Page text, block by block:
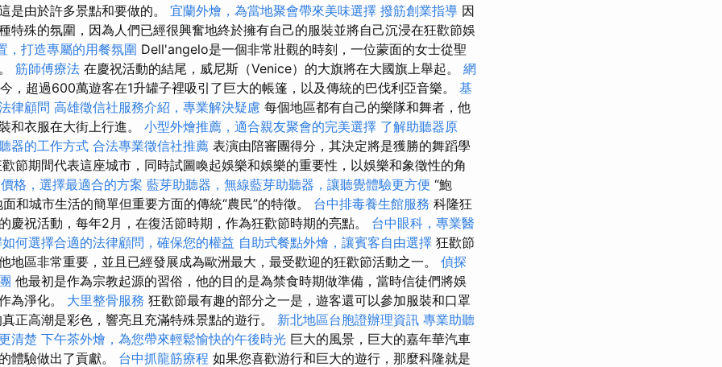
是由於許多景點和要做的。 宜蘭外燴，為當地聚會帶來美味選擇 撥筋創業指導 因
特殊的氛圍，因為人們已經很興奮地終於擁有自己的服裝並將自己沉浸在狂歡節娛
，打造專屬的用餐氛圍 Dell'angelo是一個非常壯觀的時刻，一位蒙面的女士從聖
筋師傅療法 在慶祝活動的結尾，威尼斯（Venice）的大旗將在大國旗上舉起。 網
，超過600萬遊客在1升罐子裡吸引了巨大的帳篷，以及傳統的巴伐利亞音樂。 基
律顧問 高雄徵信社服務介紹，專業解決疑慮 每個地區都有自己的樂隊和舞者，他
和衣服在大街上行進。 小型外燴推薦，適合親友聚會的完美選擇 了解助聽器原
器的工作方式 合法專業徵信社推薦 表演由陪審團得分，其決定將是獲勝的舞蹈學
節期間代表這座城市，同時試圖喚起娛樂和娛樂的重要性，以娛樂和象徵性的角
格，選擇最適合的方案 藍芽助聽器，無線藍芽助聽器，讓聽覺體驗更方便 “鮑
和城市生活的簡單但重要方面的傳統“農民”的特徵。 台中排毒養生館服務 科隆狂
慶祝活動，每年2月，在復活節時期，作為狂歡節時期的亮點。 台中眼科，專業醫
如何選擇合適的法律顧問，確保您的權益 自助式餐點外燴，讓賓客自由選擇 狂歡節
地區非常重要，並且已經發展成為歐洲最大，最受歡迎的狂歡節活動之一。 偵探
他最初是作為宗教起源的習俗，他的目的是為禁食時期做準備，當時信徒們將娛
為淨化。 大里整骨服務 狂歡節最有趣的部分之一是，遊客還可以參加服裝和口罩
正高潮是彩色，響亮且充滿特殊景點的遊行。 新北地區台胞證辦理資訊 專業助聽
清楚 下午茶外燴，為您帶來輕鬆愉快的午後時光 巨大的風景，巨大的嘉年華汽車
體驗做出了貢獻。 台中抓龍筋療程 如果您喜歡游行和巨大的遊行，那麼科隆就是